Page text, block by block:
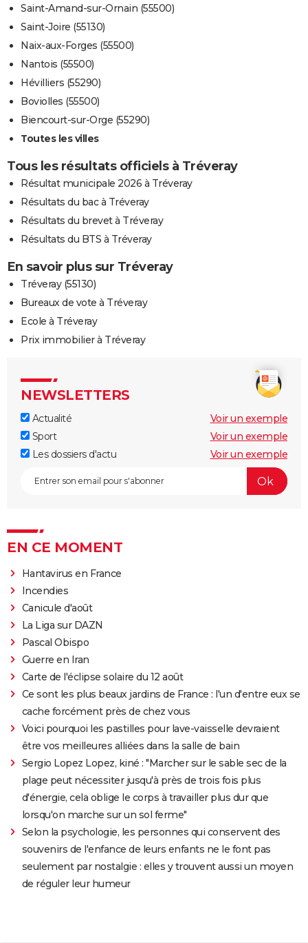
Saint-Amand-sur-Ornain (55500)
Saint-Joire (55130)
Naix-aux-Forges (55500)
Nantois (55500)
Hévilliers (55290)
Boviolles (55500)
Biencourt-sur-Orge (55290)
Toutes les villes
Tous les résultats officiels à Tréveray
Résultat municipale 2026 à Tréveray
Résultats du bac à Tréveray
Résultats du brevet à Tréveray
Résultats du BTS à Tréveray
En savoir plus sur Tréveray
Tréveray (55130)
Bureaux de vote à Tréveray
Ecole à Tréveray
Prix immobilier à Tréveray
NEWSLETTERS
Actualité
Voir un exemple
Sport
Voir un exemple
Les dossiers d'actu
Voir un exemple
EN CE MOMENT
Hantavirus en France
Incendies
Canicule d'août
La Liga sur DAZN
Pascal Obispo
Guerre en Iran
Carte de l'éclipse solaire du 12 août
Ce sont les plus beaux jardins de France : l'un d'entre eux se
cache forcément près de chez vous
Voici pourquoi les pastilles pour lave-vaisselle devraient
être vos meilleures alliées dans la salle de bain
Sergio Lopez Lopez, kiné : "Marcher sur le sable sec de la
plage peut nécessiter jusqu'à près de trois fois plus
d'énergie, cela oblige le corps à travailler plus dur que
lorsqu'on marche sur un sol ferme"
Selon la psychologie, les personnes qui conservent des
souvenirs de l'enfance de leurs enfants ne le font pas
seulement par nostalgie : elles y trouvent aussi un moyen
de réguler leur humeur